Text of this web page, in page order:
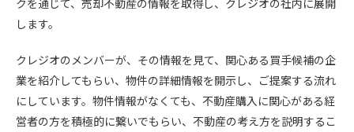
します。
クレジオのメンバーが、その情報を見て、関心ある買手候補の企
業を紹介してもらい、物件の詳細情報を開示し、ご提案する流れ
にしています。物件情報がなくても、不動産購入に関心がある経
営者の方を積極的に繋いでもらい、不動産の考え方を説明するこ